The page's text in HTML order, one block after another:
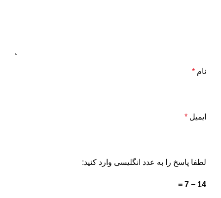
نام *
ایمیل *
لطفا پاسخ را به عدد انگلیسی وارد کنید:
14 − 7 =